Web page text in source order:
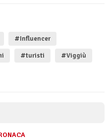
#Influencer
#turisti #Viggiù